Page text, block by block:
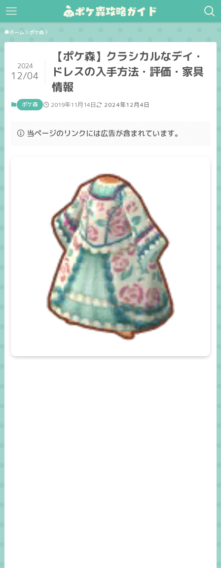
ホーム ポケ森
【ポケ森】クラシカルなデイ・
ドレスの入手方法・評価・家具
情報
2024
12/04
ポケ森 2019年11月14日 2024年12月4日
当ページのリンクには広告が含まれています。